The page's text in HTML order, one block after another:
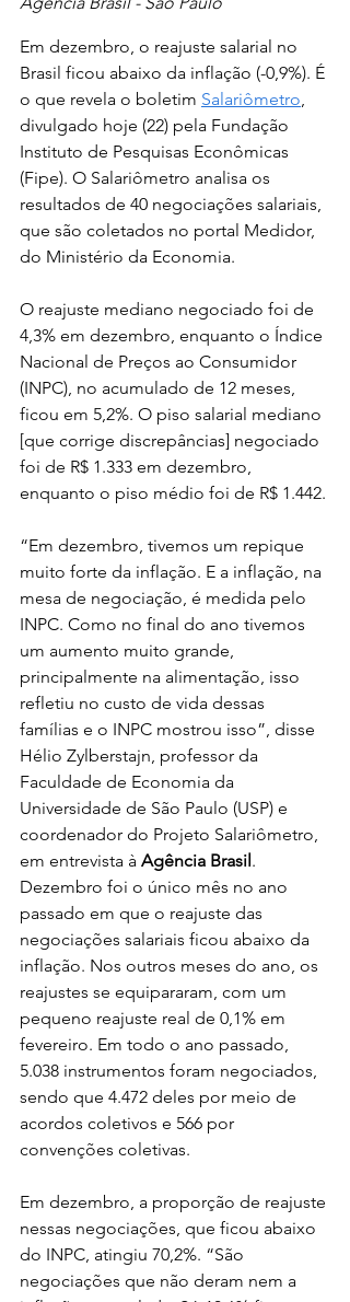
Em dezembro, o reajuste salarial no
Brasil ficou abaixo da inflação (-0,9%). É
o que revela o boletim Salariômetro
divulgado hoje (22) pela Fundação
Instituto de Pesquisas Econômicas
(Fipe). O Salariômetro analisa os
resultados de 40 negociações salariais,
que são coletados no portal Medidor,
do Ministério da Economia.
O reajuste mediano negociado foi de
4,3% em dezembro, enquanto o Índice
Nacional de Preços ao Consumidor
(INPC), no acumulado de 12 meses,
ficou em 5,2%. O piso salarial mediano
[que corrige discrepâncias] negociado
foi de R$ 1.333 em dezembro,
enquanto o piso médio foi de R$ 1.442.
“Em dezembro, tivemos um repique
muito forte da inflação. E a inflação, na
mesa de negociação, é medida pelo
INPC. Como no final do ano tivemos
um aumento muito grande,
principalmente na alimentação, isso
refletiu no custo de vida dessas
famílias e o INPC mostrou isso”, disse
Hélio Zylberstajn, professor da
Faculdade de Economia da
Universidade de São Paulo (USP) e
coordenador do Projeto Salariômetro,
em entrevista à Agência Brasil.
Dezembro foi o único mês no ano
passado em que o reajuste das
negociações salariais ficou abaixo da
inflação. Nos outros meses do ano, os
reajustes se equipararam, com um
pequeno reajuste real de 0,1% em
fevereiro. Em todo o ano passado,
5.038 instrumentos foram negociados,
sendo que 4.472 deles por meio de
acordos coletivos e 566 por
convenções coletivas.
Em dezembro, a proporção de reajuste
nessas negociações, que ficou abaixo
do INPC, atingiu 70,2%. “São
negociações que não deram nem a